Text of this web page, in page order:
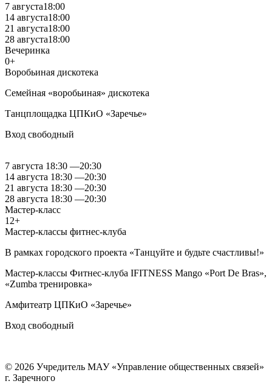
7 августа18:00
14 августа18:00
21 августа18:00
28 августа18:00
Вечеринка
0+
Воробьиная дискотека
Семейная «воробьиная» дискотека
Танцплощадка ЦПКиО «Заречье»
Вход свободный
7 августа 18:30 —20:30
14 августа 18:30 —20:30
21 августа 18:30 —20:30
28 августа 18:30 —20:30
Мастер-класс
12+
Мастер-классы фитнес-клуба
В рамках городского проекта «Танцуйте и будьте счастливы!»
Мастер-классы Фитнес-клуба IFITNESS Mango «Port De Bras»,
«Zumba тренировка»
Амфитеатр ЦПКиО «Заречье»
Вход свободный
© 2026 Учредитель МАУ «Управление общественных связей»
г. Заречного